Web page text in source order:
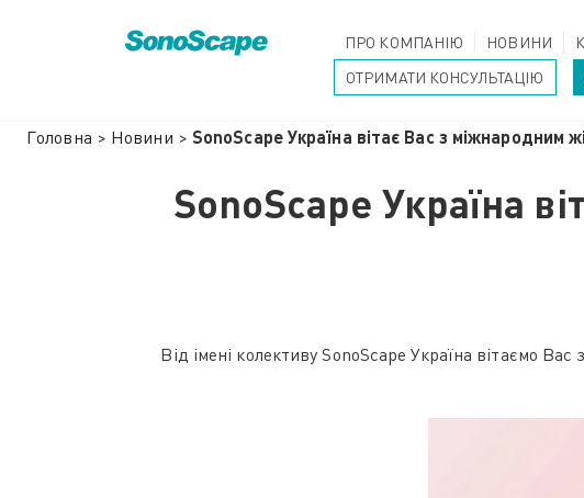
ПРО КОМПАНІЮ НОВИНИ
ОТРИМАТИ КОНСУЛЬТАЦІЮ
Головна > Новини > SonoScape Україна вітає Вас з міжнародним
SonoScape Україна
Від імені колективу SonoScape Україна вітаємо